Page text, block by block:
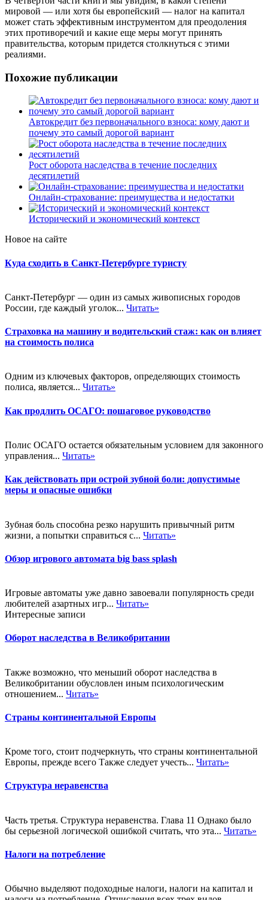
мировой — или хотя бы европейский — налог на капитал
может стать эффективным инструментом для преодоления
этих противоречий и какие еще меры могут принять
правительства, которым придется столкнуться с этими
реалиями.
Похожие публикации
Автокредит без первоначального взноса: кому дают и
почему это самый дорогой вариант
Рост оборота наследства в течение последних
десятилетий
Онлайн-страхование: преимущества и недостатки
Исторический и экономический контекст
Новое на сайте
Куда сходить в Санкт-Петербурге туристу
Санкт-Петербург — один из самых живописных городов
России, где каждый уголок... Читать»
Страховка на машину и водительский стаж: как он влияет
на стоимость полиса
Одним из ключевых факторов, определяющих стоимость
полиса, является... Читать»
Как продлить ОСАГО: пошаговое руководство
Полис ОСАГО остается обязательным условием для законного
управления... Читать»
Как действовать при острой зубной боли: допустимые
меры и опасные ошибки
Зубная боль способна резко нарушить привычный ритм
жизни, а попытки справиться с... Читать»
Обзор игрового автомата big bass splash
Игровые автоматы уже давно завоевали популярность среди
любителей азартных игр... Читать»
Интересные записи
Оборот наследства в Великобритании
Также возможно, что меньший оборот наследства в
Великобритании обусловлен иным психологическим
отношением... Читать»
Страны континентальной Европы
Кроме того, стоит подчеркнуть, что страны континентальной
Европы, прежде всего Также следует учесть... Читать»
Структура неравенства
Часть третья. Структура неравенства. Глава 11 Однако было
бы серьезной логической ошибкой считать, что эта... Читать»
Налоги на потребление
Обычно выделяют подоходные налоги, налоги на капитал и